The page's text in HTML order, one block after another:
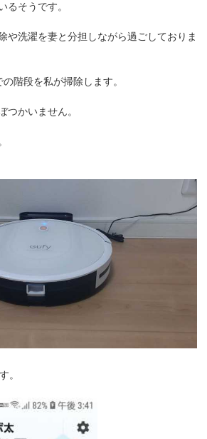
るそうです。
や洗濯を妻と分担しながら過ごしておりま
階段を私が掃除します。
つかいません。
。